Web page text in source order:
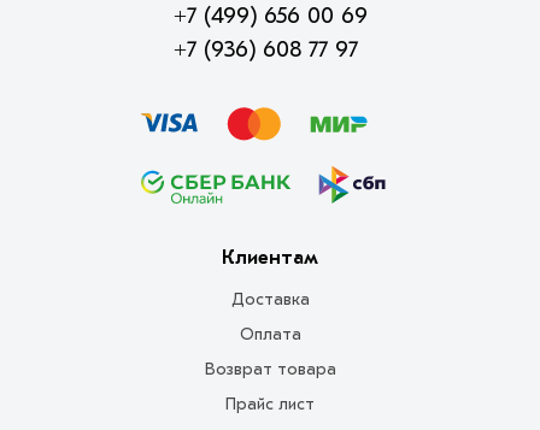
+7 (499) 656 00 69
+7 (936) 608 77 97
Клиентам
Доставка
Оплата
Возврат товара
Прайс лист